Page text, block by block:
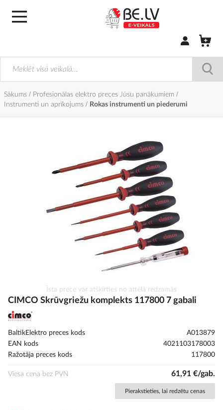
Pierakstīties/
Sākums
Profesionālas elektro preces Jūsu panākumiem
Instrumenti un aprīkojums
Rokas instrumenti un piederumi
uz
sākumu
Īsta prece var atšķirties no attēlā redzamās
CIMCO Skrūvgriežu komplekts 117800 7 gabali
BaltikElektro preces kods
A013879
EAN kods
4021103178003
Ražotāja preces kods
117800
Viesa cena bez PVN 61,91 €/gab.
Pierakstieties, lai redzētu cenas